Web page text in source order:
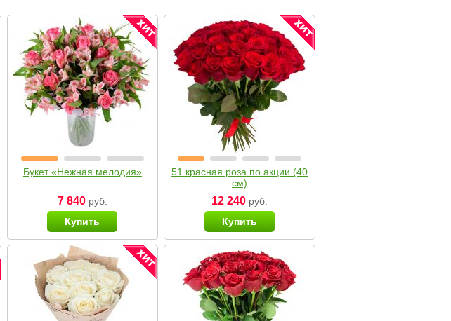
Букет «Нежная мелодия»
7 840руб.
Купить
51 красная роза по акции (40
см)
12 240 руб.
Купить